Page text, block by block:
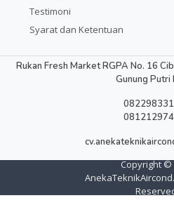
Testimoni
Syarat dan Ketentuan
Rukan Fresh Market RGPA No. 16
Gunung Putri
Copyright ©